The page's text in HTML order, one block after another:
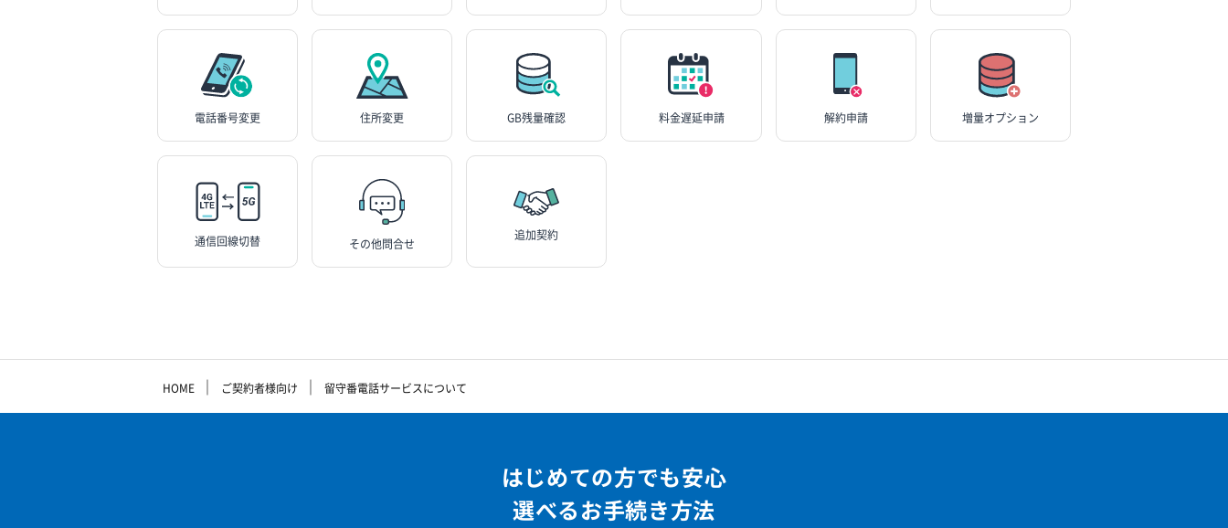
電話番号変更 住所変更 GB残量確認 料金遅延申請 解約申請 増量オプション
通信回線切替 その他問合せ
追加契約
HOME ｜ ご契約者様向け ｜ 留守番電話サービスについて
はじめての方でも安心
選べるお手続き方法